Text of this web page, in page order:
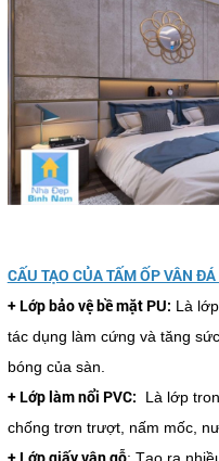
CẤU TẠO CỦA TẤM ỐP VÂN
+ Lớp bảo vệ bề mặt PU: Là
tác dụng làm cứng và tăng
bóng của sàn.
+ Lớp làm nổi PVC: Là lớp
chống trơn trượt, nấm mốc,